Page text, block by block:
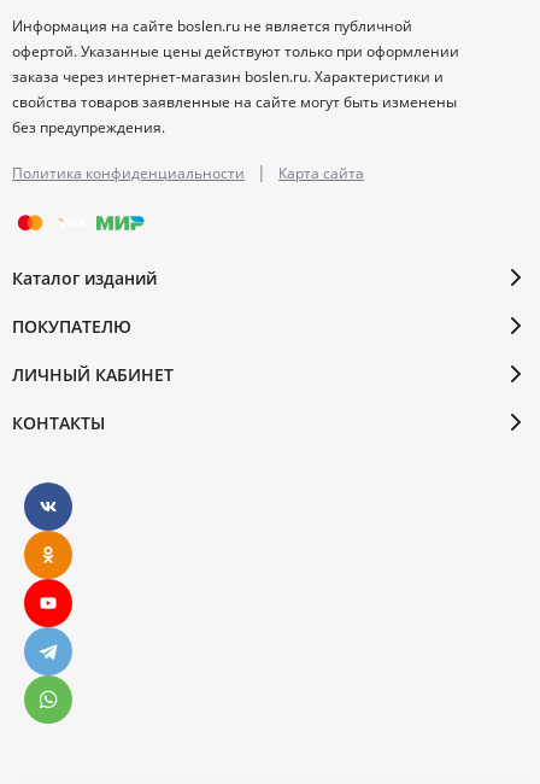
Информация на сайте boslen.ru не является публичной
офертой. Указанные цены действуют только при оформлении
заказа через интернет-магазин boslen.ru. Характеристики и
свойства товаров заявленные на сайте могут быть изменены
без предупреждения.
Политика конфиденциальности | Карта сайта
Каталог изданий
ПОКУПАТЕЛЮ
ЛИЧНЫЙ КАБИНЕТ
КОНТАКТЫ